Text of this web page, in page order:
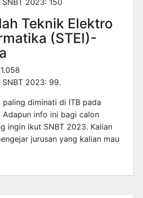
Teknik Elektro
(STEI)-
2023: 99.
diminati di ITB pada
Adapun info ini bagi calon
ingin ikut SNBT 2023. Kalian
jurusan yang kalian mau